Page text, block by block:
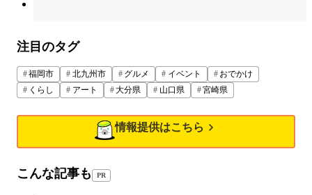
注目のタグ
福岡市 北九州市 グルメ イベント
おでかけ
くらし
アート 大分県 山口県 宮崎県
情報提供はこちら
こんな記事も PR